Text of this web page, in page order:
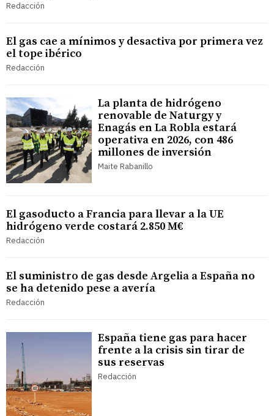
Redacción
El gas cae a mínimos y desactiva por primera vez
el tope ibérico
Redacción
La planta de hidrógeno
renovable de Naturgy y
Enagás en La Robla estará
operativa en 2026, con 486
millones de inversión
Maite Rabanillo
El gasoducto a Francia para llevar a la UE
hidrógeno verde costará 2.850 M€
Redacción
El suministro de gas desde Argelia a España no
se ha detenido pese a avería
Redacción
España tiene gas para hacer
frente a la crisis sin tirar de
sus reservas
Redacción